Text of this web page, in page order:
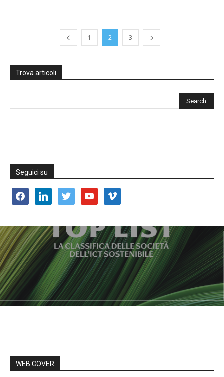
1 2 3
Trova articoli
Seguici su
facebooklinkedin twitter youtube vimeo
WEB COVER